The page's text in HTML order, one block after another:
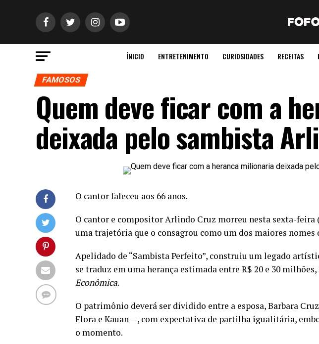
ÍNICIO ENTRETENIMENTO CURIOSIDADES RECEITAS
FAMOSOS
Quem deve ficar com a
deixada pelo sambista
O cantor faleceu aos 66 anos.
O cantor e compositor Arlindo Cruz morreu nesta sexta-feira
uma trajetória que o consagrou como um dos maiores nomes
Apelidado de “Sambista Perfeito”, construiu um legado
se traduz em uma herança estimada entre R$ 20 e 30
Econômica.
O patrimônio deverá ser dividido entre a esposa, Barbara
Flora e Kauan —, com expectativa de partilha igualitária,
o momento.